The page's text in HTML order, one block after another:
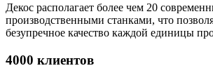
Декос располагает более чем 20
производственными станками, что
безупречное качество каждой единицы
4000 клиентов